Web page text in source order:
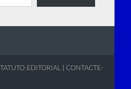
EDITORIAL| CONTACTE-